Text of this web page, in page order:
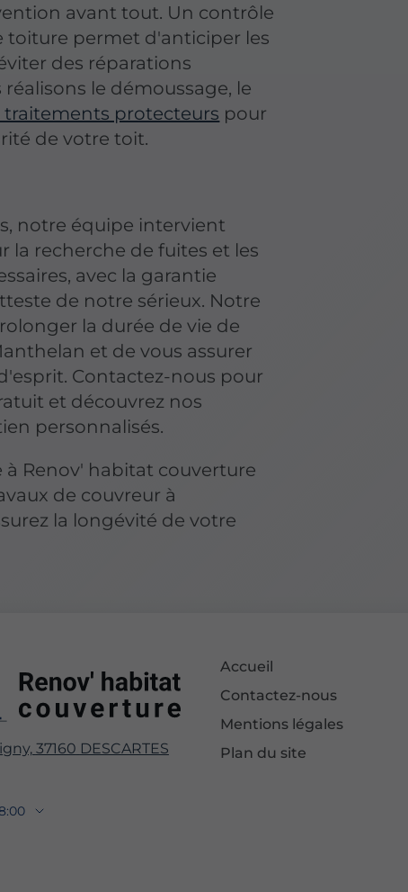
avant tout. Un contrôle
toiture permet d'anticiper les
des réparations
réalisons le démoussage, le
traitements protecteurs pour
de votre toit.
notre équipe intervient
la recherche de fuites et les
avec la garantie
de notre sérieux. Notre
la durée de vie de
et de vous assurer
Contactez-nous pour
et découvrez nos
personnalisés.
à Renov' habitat couverture
de couvreur à
la longévité de votre
37160 DESCARTES
Accueil
Contactez-nous
Mentions légales
Plan du site